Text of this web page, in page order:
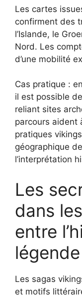
Les cartes
confirment des
l’Islande, le
Nord. Les
d’une mobilité
Cas pratique :
il est possible
reliant sites
parcours aident
pratiques
géographique
l’interprétation
Les
dans
entre
légende
Les sagas
et motifs